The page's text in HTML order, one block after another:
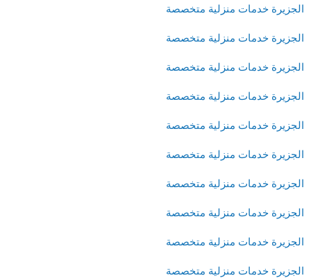
الجزيرة خدمات منزلية متخصصة
الجزيرة خدمات منزلية متخصصة
الجزيرة خدمات منزلية متخصصة
الجزيرة خدمات منزلية متخصصة
الجزيرة خدمات منزلية متخصصة
الجزيرة خدمات منزلية متخصصة
الجزيرة خدمات منزلية متخصصة
الجزيرة خدمات منزلية متخصصة
الجزيرة خدمات منزلية متخصصة
الجزيرة خدمات منزلية متخصصة